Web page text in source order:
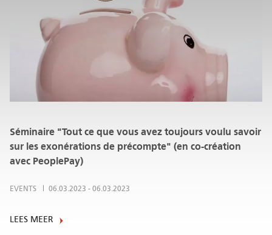
Séminaire "Tout ce que vous avez toujours voulu savoir
sur les exonérations de précompte" (en co-création
avec PeoplePay)
EVENTS 06.03.2023 - 06.03.2023
LEES MEER